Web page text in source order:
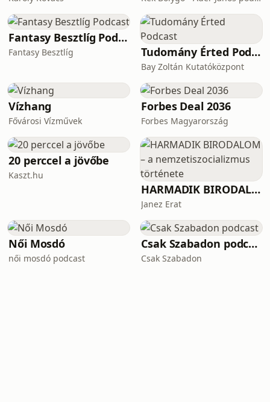
Fantasy Besztlíg Podcast
Fantasy Besztlíg Tudomány Érted Podcast
Bay Zoltán Kutatóközpont
Vízhang
Fővárosi Vízművek
Forbes Deal 2036
Forbes Magyarország
20 perccel a jövőbe
Kaszt.hu
HARMADIK BIRODALOM – a nemzetiszocializmus története
Janez Erat
Női Mosdó
női mosdó podcast
Csak Szabadon podcast
Csak Szabadon